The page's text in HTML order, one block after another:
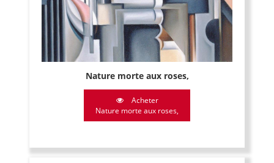
Nature morte aux roses,
Acheter
Nature morte aux roses,